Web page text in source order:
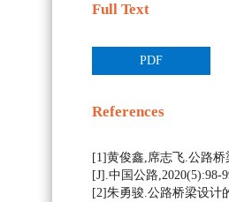
Full Text
PDF
References
[1]黄俊鑫,席志飞.公路
[J].中国公路,2020(5):98-
[2]朱勇骏.公路桥梁设计